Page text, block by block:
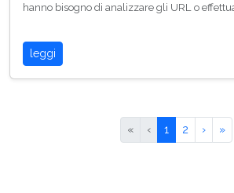
hanno bisogno di analizzare gli URL o
leggi
« ‹ 1 2 › »